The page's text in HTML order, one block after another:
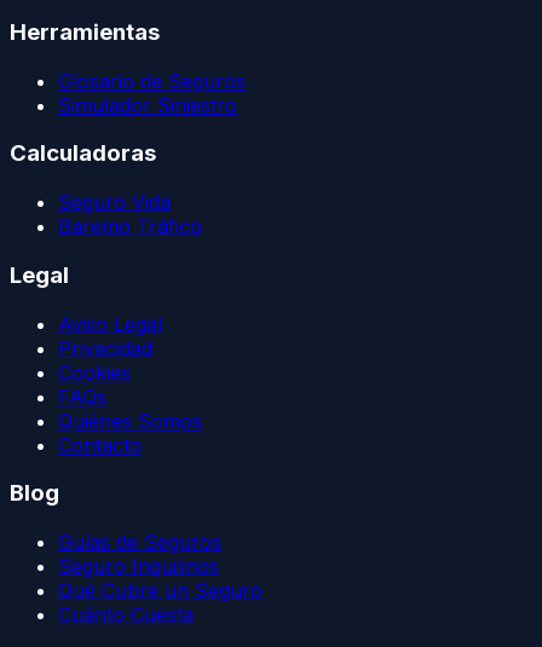
Herramientas
Glosario de Seguros
Simulador Siniestro
Calculadoras
Seguro Vida
Baremo Tráfico
Legal
Aviso Legal
Privacidad
Cookies
FAQs
Quiénes Somos
Contacto
Blog
Guías de Seguros
Seguro Inquilinos
Qué Cubre un Seguro
Cuánto Cuesta